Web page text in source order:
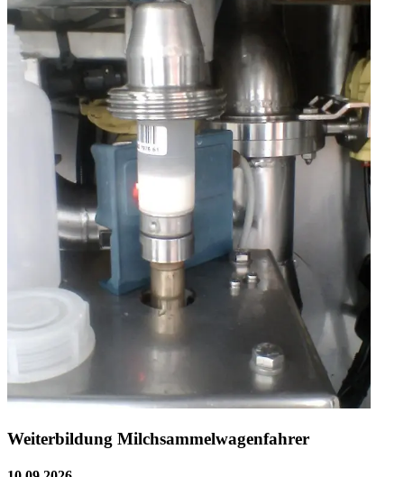
Weiterbildung Milchsammelwagenfahrer